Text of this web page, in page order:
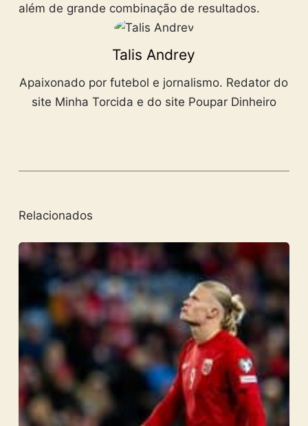
além de grande combinação de resultados.
Talis Andrey
Apaixonado por futebol e jornalismo. Redator do
site Minha Torcida e do site Poupar Dinheiro
Relacionados